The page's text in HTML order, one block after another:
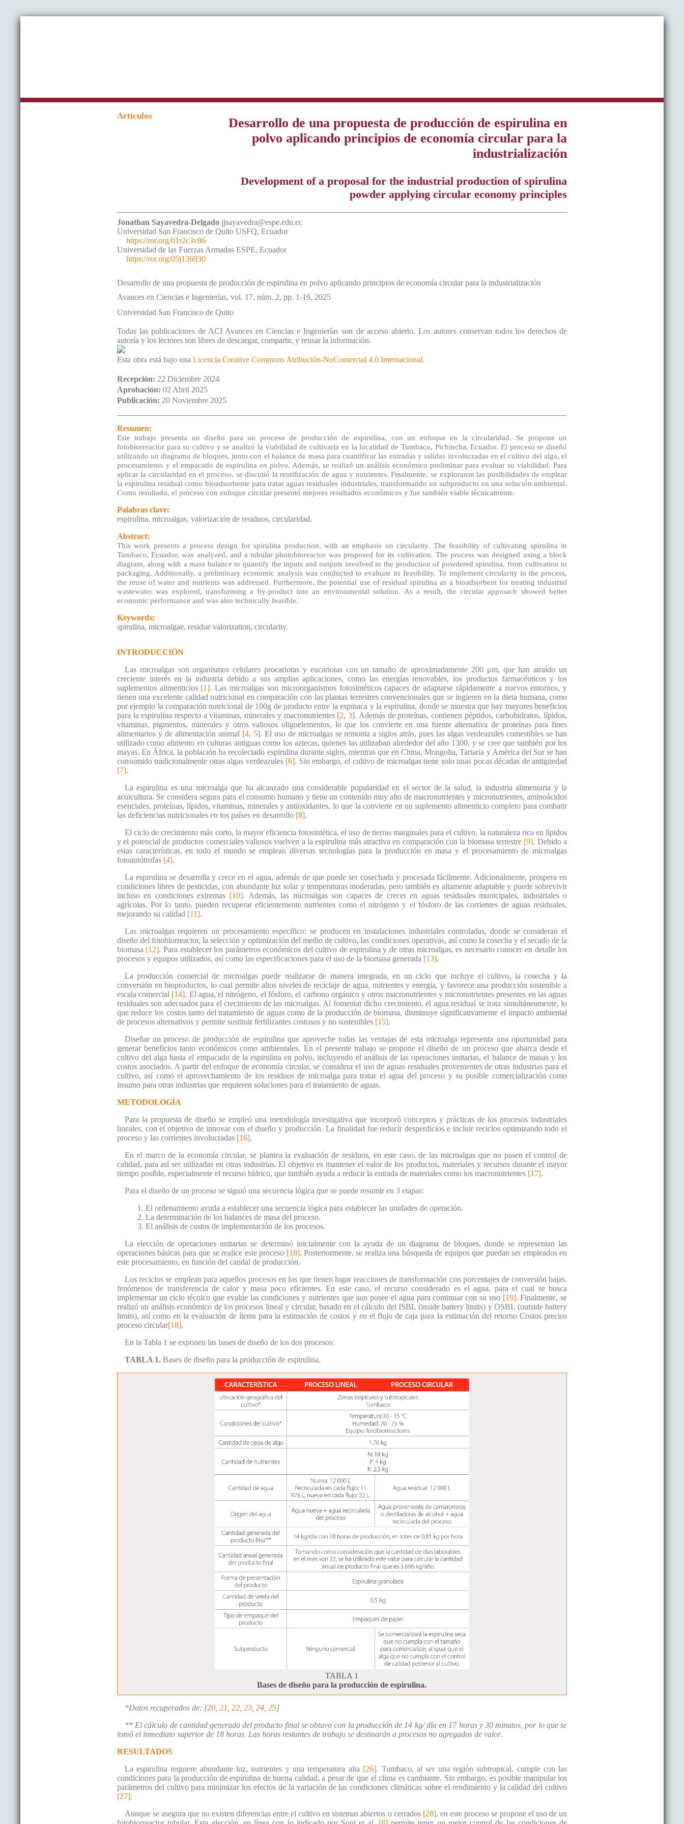
Artículos
Desarrollo de una propuesta de producción de espirulina en
polvo aplicando principios de economía circular para la
industrialización
Development of a proposal for the industrial production of spirulina
powder applying circular economy principles
Jonathan Sayavedra-Delgado jjsayavedra@espe.edu.ec
Universidad San Francisco de Quito USFQ, Ecuador
https://ror.org/01r2c3v86
Universidad de las Fuerzas Armadas ESPE, Ecuador
https://ror.org/05j136930
Desarrollo de una propuesta de producción de espirulina en polvo aplicando principios de economía circular para la industrialización
Avances en Ciencias e Ingenierías, vol. 17, núm. 2, pp. 1-19, 2025
Universidad San Francisco de Quito
Todas las publicaciones de ACI Avances en Ciencias e Ingenierías son de acceso abierto. Los autores conservan todos los derechos de
autoría y los lectores son libres de descargar, compartir, y reusar la información.
Esta obra está bajo una Licencia Creative Commons Atribución-NoComercial 4.0 Internacional.
Recepción: 22 Diciembre 2024
Aprobación: 02 Abril 2025
Publicación: 20 Noviembre 2025
Resumen:
Este trabajo presenta un diseño para un proceso de producción de espirulina, con un enfoque en la circularidad. Se propone un
fotobiorreactor para su cultivo y se analizó la viabilidad de cultivarla en la localidad de Tumbaco, Pichincha, Ecuador. El proceso se diseñó
utilizando un diagrama de bloques, junto con el balance de masa para cuantificar las entradas y salidas involucradas en el cultivo del alga, el
procesamiento y el empacado de espirulina en polvo. Además, se realizó un análisis económico preliminar para evaluar su viabilidad. Para
aplicar la circularidad en el proceso, se discutió la reutilización de agua y nutrientes. Finalmente, se exploraron las posibilidades de emplear
la espirulina residual como bioadsorbente para tratar aguas residuales industriales, transformando un subproducto en una solución ambiental.
Como resultado, el proceso con enfoque circular presentó mejores resultados económicos y fue también viable técnicamente.
Palabras clave:
espirulina, microalgas, valorización de residuos, circularidad.
Abstract:
This work presents a process design for spirulina production, with an emphasis on circularity. The feasibility of cultivating spirulina in
Tumbaco, Ecuador, was analyzed, and a tubular photobioreactor was proposed for its cultivation. The process was designed using a block
diagram, along with a mass balance to quantify the inputs and outputs involved in the production of powdered spirulina, from cultivation to
packaging. Additionally, a preliminary economic analysis was conducted to evaluate its feasibility. To implement circularity in the process,
the reuse of water and nutrients was addressed. Furthermore, the potential use of residual spirulina as a bioadsorbent for treating industrial
wastewater was explored, transforming a by-product into an environmental solution. As a result, the circular approach showed better
economic performance and was also technically feasible.
Keywords:
spirulina, microalgae, residue valorization, circularity.
INTRODUCCIÓN
Las microalgas son organismos celulares procariotas y eucariotas con un tamaño de aproximadamente 200 μm, que han atraído un
creciente interés en la industria debido a sus amplias aplicaciones, como las energías renovables, los productos farmacéuticos y los
suplementos alimenticios [1]. Las microalgas son microorganismos fotosintéticos capaces de adaptarse rápidamente a nuevos entornos, y
tienen una excelente calidad nutricional en comparación con las plantas terrestres convencionales que se ingieren en la dieta humana, como
por ejemplo la comparación nutricional de 100g de producto entre la espinaca y la espirulina, donde se muestra que hay mayores beneficios
para la espirulina respecto a vitaminas, minerales y macronutrientes [2,3]. Además de proteínas, contienen péptidos, carbohidratos, lípidos,
vitaminas, pigmentos, minerales y otros valiosos oligoelementos, lo que los convierte en una fuente alternativa de proteínas para fines
alimentarios y de alimentación animal [4, 5]. El uso de microalgas se remonta a siglos atrás, pues las algas verdeazules comestibles se han
utilizado como alimento en culturas antiguas como los aztecas, quienes las utilizaban alrededor del año 1300, y se cree que también por los
mayas. En África, la población ha recolectado espirulina durante siglos, mientras que en China, Mongolia, Tartaria y América del Sur se han
consumido tradicionalmente otras algas verdeazules [6]. Sin embargo, el cultivo de microalgas tiene solo unas pocas décadas de antigüedad
[7].
La espirulina es una microalga que ha alcanzado una considerable popularidad en el sector de la salud, la industria alimentaria y la
acuicultura. Se considera segura para el consumo humano y tiene un contenido muy alto de macronutrientes y micronutrientes, aminoácidos
esenciales, proteínas, lípidos, vitaminas, minerales y antioxidantes, lo que la convierte en un suplemento alimenticio completo para combatir
las deficiencias nutricionales en los países en desarrollo [8].
El ciclo de crecimiento más corto, la mayor eficiencia fotosintética, el uso de tierras marginales para el cultivo, la naturaleza rica en lípidos
y el potencial de productos comerciales valiosos vuelven a la espirulina más atractiva en comparación con la biomasa terrestre [9]. Debido a
estas características, en todo el mundo se emplean diversas tecnologías para la producción en masa y el procesamiento de microalgas
fotoautótrofas [4].
La espirulina se desarrolla y crece en el agua, además de que puede ser cosechada y procesada fácilmente. Adicionalmente, prospera en
condiciones libres de pesticidas, con abundante luz solar y temperaturas moderadas, pero también es altamente adaptable y puede sobrevivir
incluso en condiciones extremas [10]. Además, las microalgas son capaces de crecer en aguas residuales municipales, industriales o
agrícolas. Por lo tanto, pueden recuperar eficientemente nutrientes como el nitrógeno y el fósforo de las corrientes de aguas residuales,
mejorando su calidad [11].
Las microalgas requieren un procesamiento específico: se producen en instalaciones industriales controladas, donde se consideran el
diseño del fotobiorreactor, la selección y optimización del medio de cultivo, las condiciones operativas, así como la cosecha y el secado de la
biomasa [12]. Para establecer los parámetros económicos del cultivo de espirulina y de otras microalgas, es necesario conocer en detalle los
procesos y equipos utilizados, así como las especificaciones para el uso de la biomasa generada [13].
La producción comercial de microalgas puede realizarse de manera integrada, en un ciclo que incluye el cultivo, la cosecha y la
conversión en bioproductos, lo cual permite altos niveles de reciclaje de agua, nutrientes y energía, y favorece una producción sostenible a
escala comercial [14]. El agua, el nitrógeno, el fósforo, el carbono orgánico y otros macronutrientes y micronutrientes presentes en las aguas
residuales son adecuados para el crecimiento de las microalgas. Al fomentar dicho crecimiento, el agua residual se trata simultáneamente, lo
que reduce los costos tanto del tratamiento de aguas como de la producción de biomasa, disminuye significativamente el impacto ambiental
de procesos alternativos y permite sustituir fertilizantes costosos y no sostenibles [15].
Diseñar un proceso de producción de espirulina que aproveche todas las ventajas de esta microalga representa una oportunidad para
generar beneficios tanto económicos como ambientales. En el presente trabajo se propone el diseño de un proceso que abarca desde el
cultivo del alga hasta el empacado de la espirulina en polvo, incluyendo el análisis de las operaciones unitarias, el balance de masas y los
costos asociados. A partir del enfoque de economía circular, se considera el uso de aguas residuales provenientes de otras industrias para el
cultivo, así como el aprovechamiento de los residuos de microalga para tratar el agua del proceso y su posible comercialización como
insumo para otras industrias que requieren soluciones para el tratamiento de aguas.
METODOLOGÍA
Para la propuesta de diseño se empleó una metodología investigativa que incorporó conceptos y prácticas de los procesos industriales
lineales, con el objetivo de innovar con el diseño y producción. La finalidad fue reducir desperdicios e incluir reciclos optimizando todo el
proceso y las corrientes involucradas [16].
En el marco de la economía circular, se plantea la evaluación de residuos, en este caso, de las microalgas que no pasen el control de
calidad, para así ser utilizadas en otras industrias. El objetivo es mantener el valor de los productos, materiales y recursos durante el mayor
tiempo posible, especialmente el recurso hídrico, que también ayuda a reducir la entrada de materiales como los macronutrientes [17].
Para el diseño de un proceso se siguió una secuencia lógica que se puede resumir en 3 etapas:
1. El ordenamiento ayuda a establecer una secuencia lógica para establecer las unidades de operación.
2. La determinación de los balances de masa del proceso.
3. El análisis de costos de implementación de los procesos.
La elección de operaciones unitarias se determinó inicialmente con la ayuda de un diagrama de bloques, donde se representan las
operaciones básicas para que se realice este proceso [18]. Posteriormente, se realiza una búsqueda de equipos que puedan ser empleados en
este procesamiento, en función del caudal de producción.
Los reciclos se emplean para aquellos procesos en los que tienen lugar reacciones de transformación con porcentajes de conversión bajas,
fenómenos de transferencia de calor y masa poco eficientes. En este caso, el recurso considerado es el agua, para el cual se busca
implementar un ciclo técnico que evalúe las condiciones y nutrientes que aun posee el agua para continuar con su uso [19]. Finalmente, se
realizó un análisis económico de los procesos lineal y circular, basado en el cálculo del ISBL (inside battery limits) y OSBL (outside battery
limits), así como en la evaluación de ítems para la estimación de costos y en el flujo de caja para la estimación del retorno Costos precios
proceso circular[18].
En la Tabla 1 se exponen las bases de diseño de los dos procesos:
TABLA 1. Bases de diseño para la producción de espirulina.
TABLA 1
Bases de diseño para la producción de espirulina.
*Datos recuperados de: [20, 21 22, 23, 24, 25]
** El cálculo de cantidad generada del producto final se obtuvo con la producción de 14 kg/ día en 17 horas y 30 minutos, por lo que se
tomó el inmediato superior de 18 horas. Las horas restantes de trabajo se destinarán a procesos no agregados de valor.
RESULTADOS
La espirulina requiere abundante luz, nutrientes y una temperatura alta [26]. Tumbaco, al ser una región subtropical, cumple con las
condiciones para la producción de espirulina de buena calidad, a pesar de que el clima es cambiante. Sin embargo, es posible manipular los
parámetros del cultivo para minimizar los efectos de la variación de las condiciones climáticas sobre el rendimiento y la calidad del cultivo
[27].
Aunque se asegura que no existen diferencias entre el cultivo en sistemas abiertos o cerrados [28], en este proceso se propone el uso de un